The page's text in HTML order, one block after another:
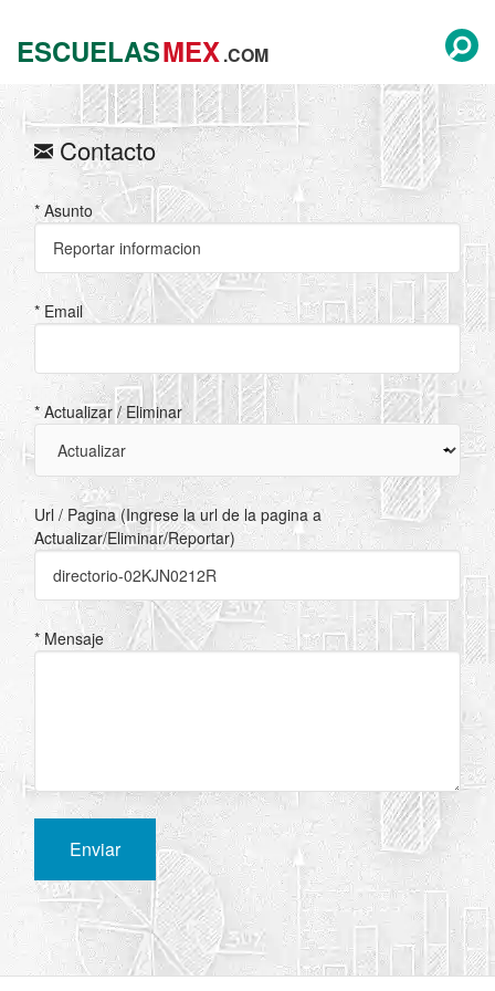
ESCUELASMEX.COM
Contacto
* Asunto
* Email
* Actualizar / Eliminar
Url / Pagina (Ingrese la url de la pagina a
Actualizar/Eliminar/Reportar)
* Mensaje
Enviar